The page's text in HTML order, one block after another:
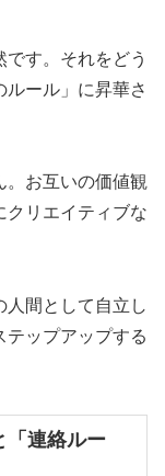
す。それをどう
ール」に昇華さ
。お互いの価値観
クリエイティブな
人間として自立し
テップアップする
「連絡ルー